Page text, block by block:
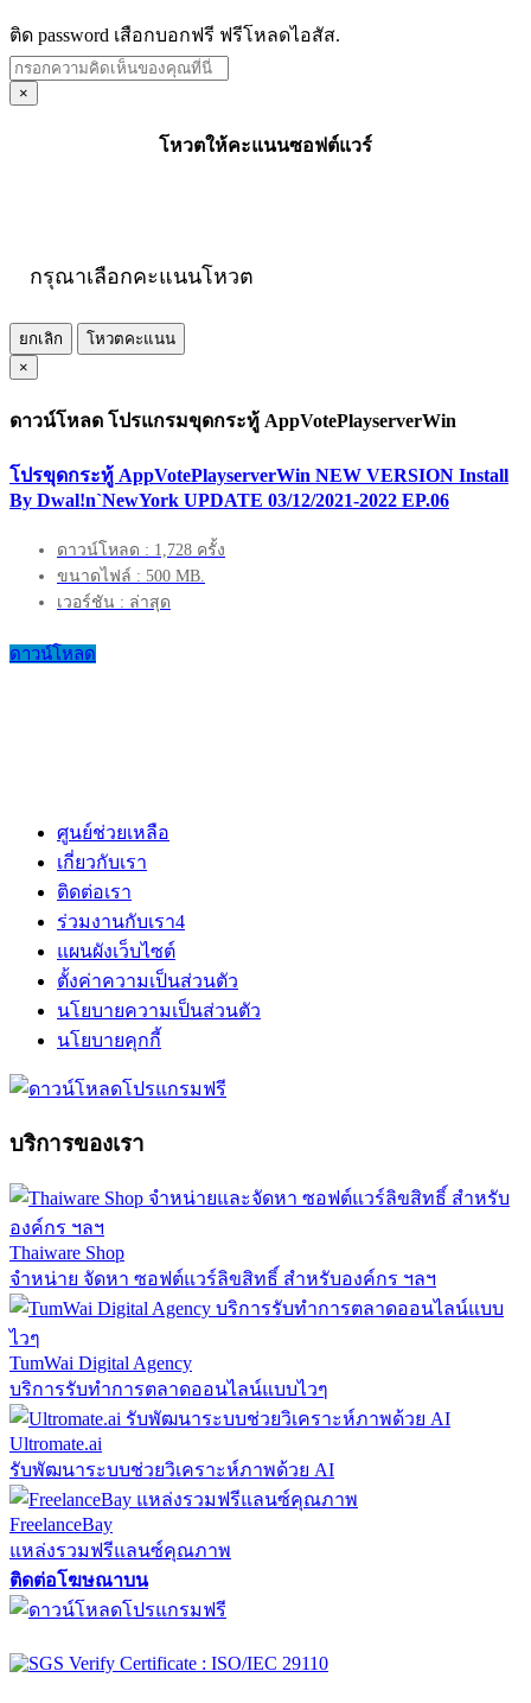
ติด password เสือกบอกฟรี ฟรีโหลดไอสัส.
×
โหวตให้คะแนนซอฟต์แวร์
กรุณาเลือกคะแนนโหวต
ยกเลิก
โหวตคะแนน
×
ดาวน์โหลด โปรแกรมขุดกระทู้ AppVotePlayserverWin
โปรขุดกระทู้ AppVotePlayserverWin NEW VERSION Install
By Dwal!n`NewYork UPDATE 03/12/2021-2022 EP.06
ดาวน์โหลด : 1,728 ครั้ง
ขนาดไฟล์ : 500 MB.
เวอร์ชัน : ล่าสุด
ดาวน์โหลด
ศูนย์ช่วยเหลือ
เกี่ยวกับเรา
ติดต่อเรา
ร่วมงานกับเรา4
แผนผังเว็บไซต์
ตั้งค่าความเป็นส่วนตัว
นโยบายความเป็นส่วนตัว
นโยบายคุกกี้
บริการของเรา
Thaiware Shop
จำหน่าย จัดหา ซอฟต์แวร์ลิขสิทธิ์ สำหรับองค์กร ฯลฯ
TumWai Digital Agency
บริการรับทำการตลาดออนไลน์แบบไวๆ
Ultromate.ai
รับพัฒนาระบบช่วยวิเคราะห์ภาพด้วย AI
FreelanceBay
แหล่งรวมฟรีแลนซ์คุณภาพ
ติดต่อโฆษณาบน